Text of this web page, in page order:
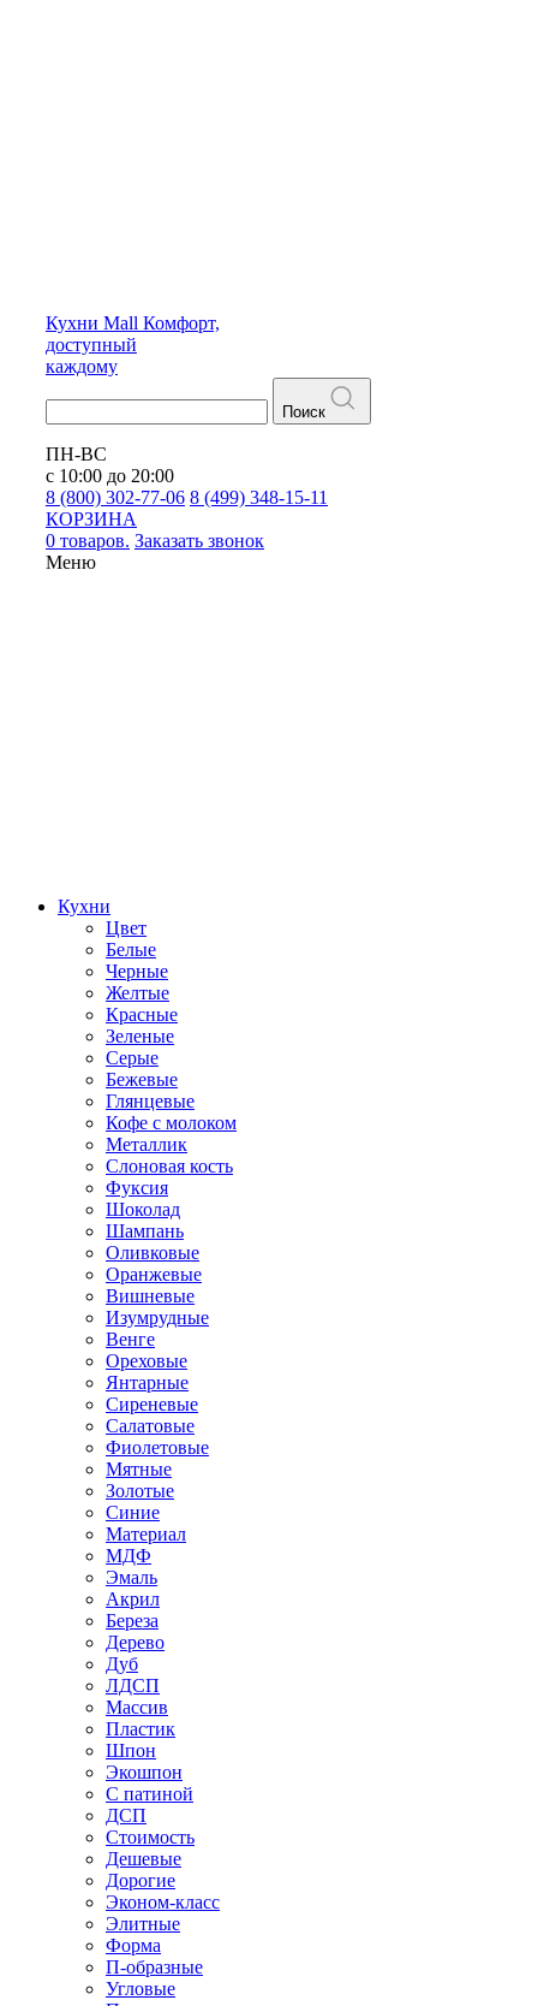
Кухни Mall Комфорт,
доступный
каждому
Поиск
ПН-ВС
с 10:00 до 20:00
8 (800) 302-77-06 8 (499) 348-15-11
КОРЗИНА
0 товаров. Заказать звонок
Меню
Кухни
Цвет
Белые
Черные
Желтые
Красные
Зеленые
Серые
Бежевые
Глянцевые
Кофе с молоком
Металлик
Слоновая кость
Фуксия
Шоколад
Шампань
Оливковые
Оранжевые
Вишневые
Изумрудные
Венге
Ореховые
Янтарные
Сиреневые
Салатовые
Фиолетовые
Мятные
Золотые
Синие
Материал
МДФ
Эмаль
Акрил
Береза
Дерево
Дуб
ЛДСП
Массив
Пластик
Шпон
Экошпон
С патиной
ДСП
Стоимость
Дешевые
Дорогие
Эконом-класс
Элитные
Форма
П-образные
Угловые